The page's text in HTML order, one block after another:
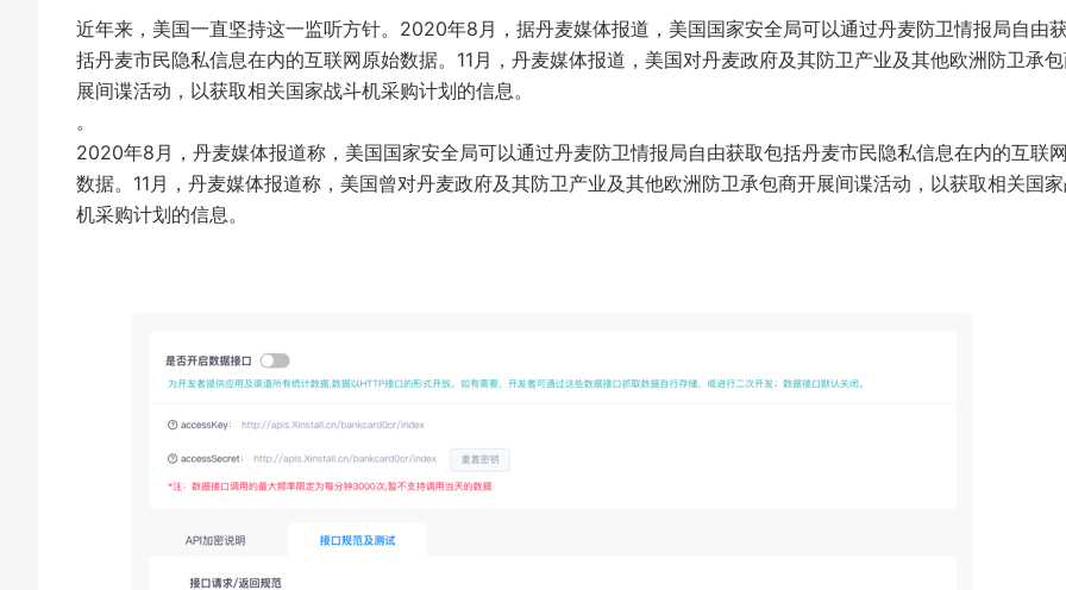
近年来，美国一直坚持这一监听方针。2020年8月，据丹麦媒体报道，美国国家安全局可以通过丹麦防卫情报局自由
括丹麦市民隐私信息在内的互联网原始数据。11月，丹麦媒体报道，美国对丹麦政府及其防卫产业及其他欧洲防卫承
展间谍活动，以获取相关国家战斗机采购计划的信息。
。
2020年8月，丹麦媒体报道称，美国国家安全局可以通过丹麦防卫情报局自由获取包括丹麦市民隐私信息在内的互联
数据。11月，丹麦媒体报道称，美国曾对丹麦政府及其防卫产业及其他欧洲防卫承包商开展间谍活动，以获取相关国
机采购计划的信息。